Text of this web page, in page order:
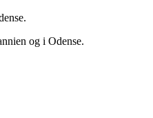
og i Odense.